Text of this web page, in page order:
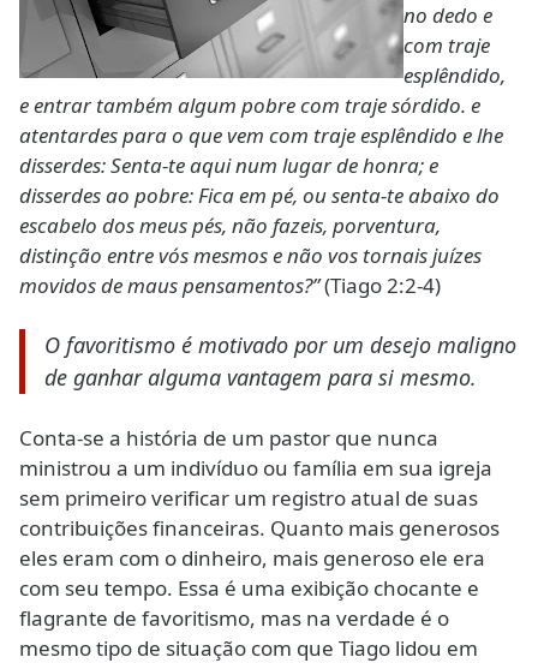
no dedo e
com traje
esplêndido,
e entrar também algum pobre com traje sórdido. e
atentardes para o que vem com traje esplêndido e lhe
disserdes: Senta-te aqui num lugar de honra; e
disserdes ao pobre: Fica em pé, ou senta-te abaixo do
escabelo dos meus pés, não fazeis, porventura,
distinção entre vós mesmos e não vos tornais juízes
movidos de maus pensamentos?”(Tiago 2:2-4)
O favoritismo é motivado por um desejo maligno
de ganhar alguma vantagem para si mesmo.
Conta-se a história de um pastor que nunca
ministrou a um indivíduo ou família em sua igreja
sem primeiro verificar um registro atual de suas
contribuições financeiras. Quanto mais generosos
eles eram com o dinheiro, mais generoso ele era
com seu tempo. Essa é uma exibição chocante e
flagrante de favoritismo, mas na verdade é o
mesmo tipo de situação com que Tiago lidou em